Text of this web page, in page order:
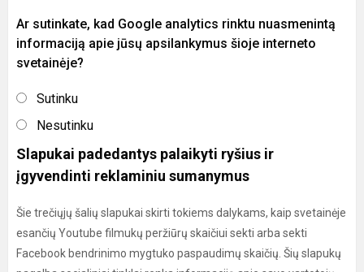
Ar sutinkate, kad Google analytics rinktu nuasmenintą
informaciją apie jūsų apsilankymus šioje interneto
svetainėje?
Sutinku
Nesutinku
Slapukai padedantys palaikyti ryšius ir
įgyvendinti reklaminiu sumanymus
Šie trečiųjų šalių slapukai skirti tokiems dalykams, kaip svetainėje
esančių Youtube filmukų peržiūrų skaičiui sekti arba sekti
Facebook bendrinimo mygtuko paspaudimų skaičių. Šių slapukų